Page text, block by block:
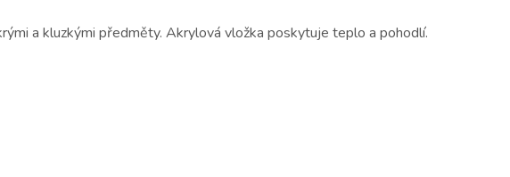
a kluzkými předměty. Akrylová vložka poskytuje teplo a pohodlí.